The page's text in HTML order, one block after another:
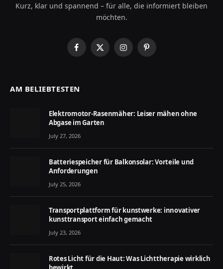
Kurz, klar und spannend – für alle, die informiert bleiben
möchten.
Facebook
X
InstagramPinterest
AM BELIEBTESTEN
Elektromotor-Rasenmäher: Leiser mähen ohne
Abgase im Garten
July 27, 2026
Batteriespeicher für Balkonsolar: Vorteile und
Anforderungen
July 25, 2026
Transportplattform für kunstwerke: innovativer
kunsttransport einfach gemacht
July 23, 2026
Rotes Licht für die Haut: Was Lichttherapie wirklich